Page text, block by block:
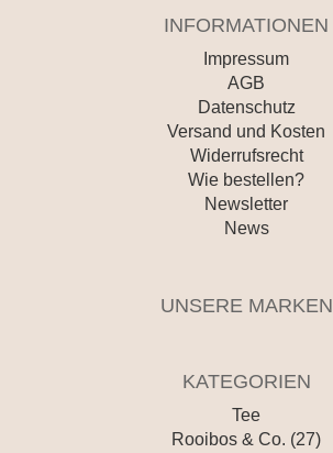
INFORMATIONEN
Impressum
AGB
Datenschutz
Versand und Kosten
Widerrufsrecht
Wie bestellen?
Newsletter
News
UNSERE MARKEN
KATEGORIEN
Tee
Rooibos & Co. (27)